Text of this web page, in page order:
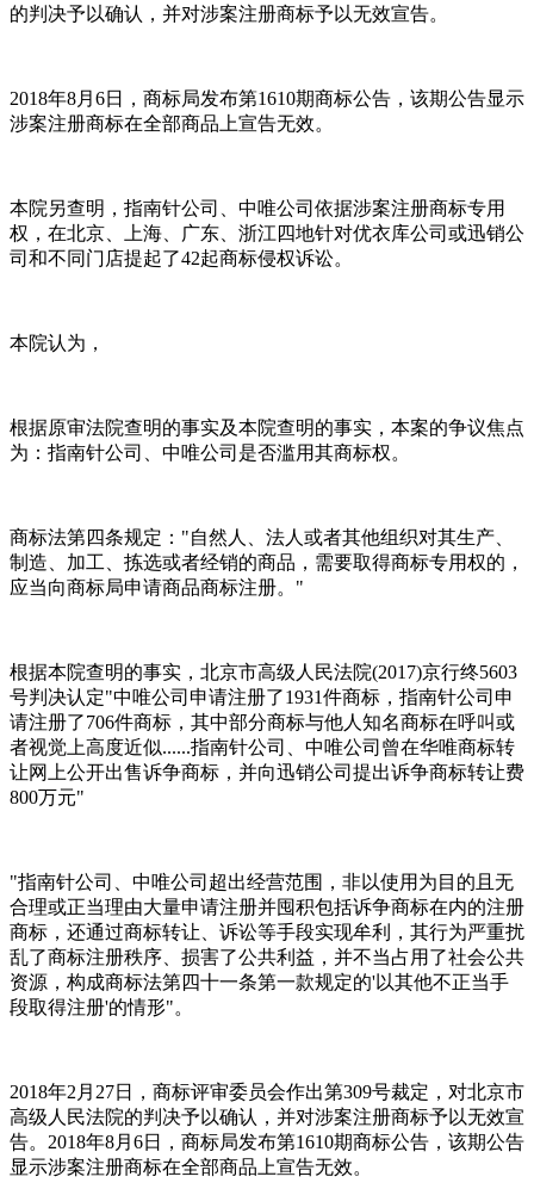
的判决予以确认，并对涉案注册商标予以无效宣告。
2018年8月6日，商标局发布第1610期商标公告，该期公告显示
涉案注册商标在全部商品上宣告无效。
本院另查明，指南针公司、中唯公司依据涉案注册商标专用
权，在北京、上海、广东、浙江四地针对优衣库公司或迅销公
司和不同门店提起了42起商标侵权诉讼。
本院认为，
根据原审法院查明的事实及本院查明的事实，本案的争议焦点
为：指南针公司、中唯公司是否滥用其商标权。
商标法第四条规定："自然人、法人或者其他组织对其生产、
制造、加工、拣选或者经销的商品，需要取得商标专用权的，
应当向商标局申请商品商标注册。"
根据本院查明的事实，北京市高级人民法院(2017)京行终5603
号判决认定"中唯公司申请注册了1931件商标，指南针公司申
请注册了706件商标，其中部分商标与他人知名商标在呼叫或
者视觉上高度近似......指南针公司、中唯公司曾在华唯商标转
让网上公开出售诉争商标，并向迅销公司提出诉争商标转让费
800万元"
"指南针公司、中唯公司超出经营范围，非以使用为目的且无
合理或正当理由大量申请注册并囤积包括诉争商标在内的注册
商标，还通过商标转让、诉讼等手段实现牟利，其行为严重扰
乱了商标注册秩序、损害了公共利益，并不当占用了社会公共
资源，构成商标法第四十一条第一款规定的'以其他不正当手
段取得注册'的情形"。
2018年2月27日，商标评审委员会作出第309号裁定，对北京市
高级人民法院的判决予以确认，并对涉案注册商标予以无效宣
告。2018年8月6日，商标局发布第1610期商标公告，该期公告
显示涉案注册商标在全部商品上宣告无效。